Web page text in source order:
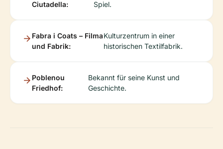
Ciutadella: Spiel.
Fabra i Coats – Filma
und Fabrik:
Kulturzentrum in einer
historischen Textilfabrik.
Poblenou
Friedhof:
Bekannt für seine Kunst und
Geschichte.